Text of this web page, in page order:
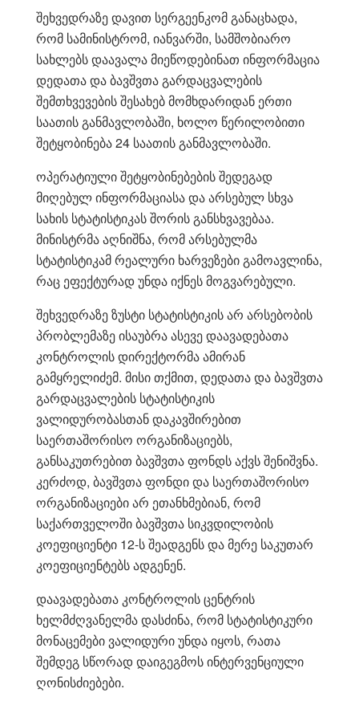
შეხვედრაზე დავით სერგეენკომ განაცხადა,
რომ სამინისტრომ, იანვარში, სამშობიარო
სახლებს დაავალა მიეწოდებინათ ინფორმაცია
დედათა და ბავშვთა გარდაცვალების
შემთხვევების შესახებ მომხდარიდან ერთი
საათის განმავლობაში, ხოლო წერილობითი
შეტყობინება 24 საათის განმავლობაში.
ოპერატიული შეტყობინებების შედეგად
მიღებულ ინფორმაციასა და არსებულ სხვა
სახის სტატისტიკას შორის განსხვავებაა.
მინისტრმა აღნიშნა, რომ არსებულმა
სტატისტიკამ რეალური ხარვეზები გამოავლინა,
რაც ეფექტურად უნდა იქნეს მოგვარებული.
შეხვედრაზე ზუსტი სტატისტიკის არ არსებობის
პრობლემაზე ისაუბრა ასევე დაავადებათა
კონტროლის დირექტორმა ამირან
გამყრელიძემ. მისი თქმით, დედათა და ბავშვთა
გარდაცვალების სტატისტიკის
ვალიდურობასთან დაკავშირებით
საერთაშორისო ორგანიზაციებს,
განსაკუთრებით ბავშვთა ფონდს აქვს შენიშვნა.
კერძოდ, ბავშვთა ფონდი და საერთაშორისო
ორგანიზაციები არ ეთანხმებიან, რომ
საქართველოში ბავშვთა სიკვდილობის
კოეფიციენტი 12-ს შეადგენს და მერე საკუთარ
კოეფიციენტებს ადგენენ.
დაავადებათა კონტროლის ცენტრის
ხელმძღვანელმა დასძინა, რომ სტატისტიკური
მონაცემები ვალიდური უნდა იყოს, რათა
შემდეგ სწორად დაიგეგმოს ინტერვენციული
ღონისძიებები.